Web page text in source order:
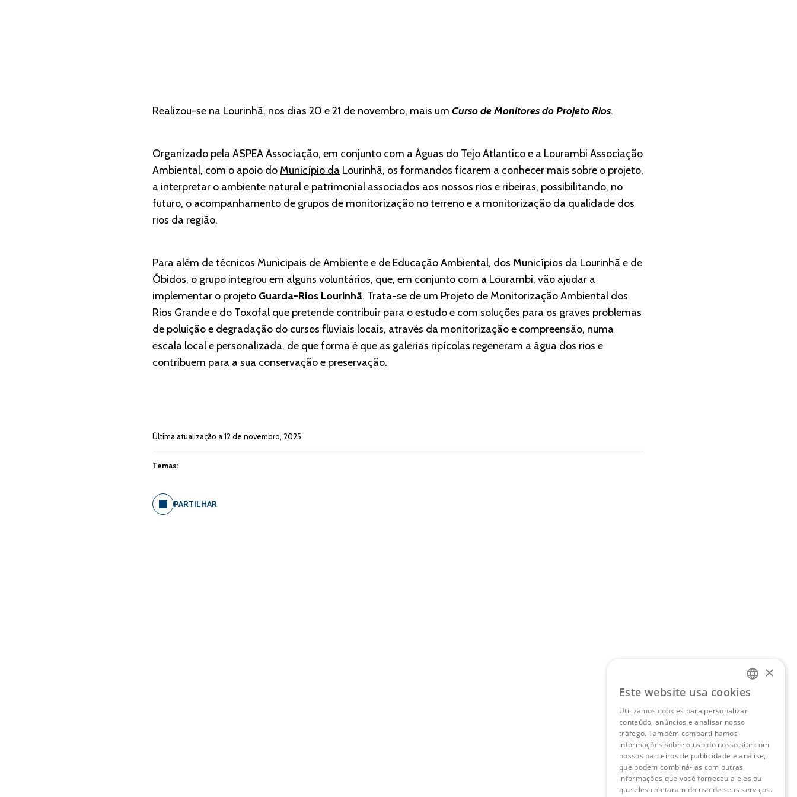
Realizou-se na Lourinhã, nos dias 20 e 21 de novembro, mais um Curso de Monitores do Projeto Rios.
Organizado pela ASPEA Associação, em conjunto com a Águas do Tejo Atlantico e a Lourambi Associação
Ambiental, com o apoio do Município da Lourinhã, os formandos ficarem a conhecer mais sobre o projeto,
a interpretar o ambiente natural e patrimonial associados aos nossos rios e ribeiras, possibilitando, no
futuro, o acompanhamento de grupos de monitorização no terreno e a monitorização da qualidade dos
rios da região.
Para além de técnicos Municipais de Ambiente e de Educação Ambiental, dos Municípios da Lourinhã e de
Óbidos, o grupo integrou em alguns voluntários, que, em conjunto com a Lourambi, vão ajudar a
implementar o projeto Guarda-Rios Lourinhã. Trata-se de um Projeto de Monitorização Ambiental dos
Rios Grande e do Toxofal que pretende contribuir para o estudo e com soluções para os graves problemas
de poluição e degradação do cursos fluviais locais, através da monitorização e compreensão, numa
escala local e personalizada, de que forma é que as galerias ripícolas regeneram a água dos rios e
contribuem para a sua conservação e preservação.
Última atualização a 12 de novembro, 2025
Temas:
PARTILHAR
PORTUGUESE
ENGLISH
×
Este website usa cookies
Utilizamos cookies para personalizar
conteúdo, anúncios e analisar nosso
tráfego. Também compartilhamos
informações sobre o uso do nosso site com
nossos parceiros de publicidade e análise,
que podem combiná-las com outras
informações que você forneceu a eles ou
que eles coletaram do uso de seus serviços.